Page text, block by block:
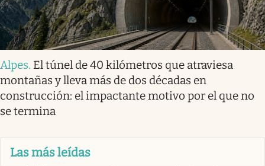
Alpes. El túnel de 40 kilómetros que atraviesa
montañas y lleva más de dos décadas en
construcción: el impactante motivo por el que no
se termina
Las más leídas